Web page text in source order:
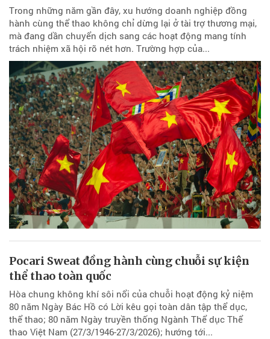
Trong những năm gần đây, xu hướng doanh nghiệp đồng
hành cùng thể thao không chỉ dừng lại ở tài trợ thương mại,
mà đang dần chuyển dịch sang các hoạt động mang tính
trách nhiệm xã hội rõ nét hơn. Trường hợp của...
Pocari Sweat đồng hành cùng chuỗi sự kiện
thể thao toàn quốc
Hòa chung không khí sôi nổi của chuỗi hoạt động kỷ niệm
80 năm Ngày Bác Hồ có Lời kêu gọi toàn dân tập thể dục,
thể thao; 80 năm Ngày truyền thống Ngành Thể dục Thể
thao Việt Nam (27/3/1946-27/3/2026); hướng tới...